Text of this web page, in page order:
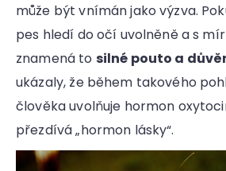
může být vnímán jako výzva.
pes hledí do očí uvolněně a s
znamená to silné pouto a
ukázaly, že během takového
člověka uvolňuje hormon
přezdívá „hormon lásky“.